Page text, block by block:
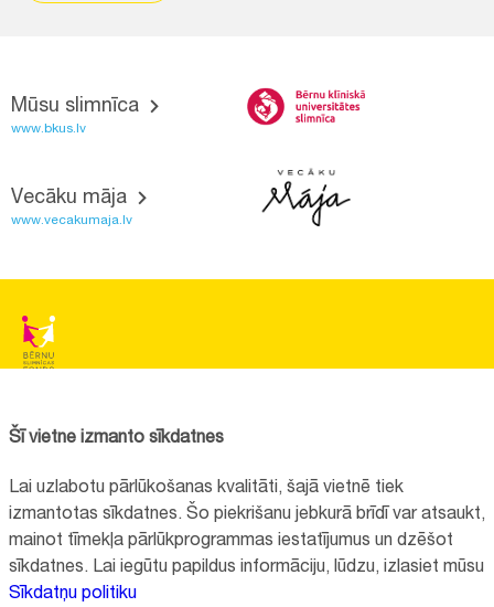
Mūsu slimnīca
www.bkus.lv
Vecāku māja
www.vecakumaja.lv
Reģistrācijas nr.:40008057120
+371 67064475
Visi kontakti
Šī vietne izmanto sīkdatnes
Lai uzlabotu pārlūkošanas kvalitāti, šajā vietnē tiek
izmantotas sīkdatnes. Šo piekrišanu jebkurā brīdī var atsaukt,
mainot tīmekļa pārlūkprogrammas iestatījumus un dzēšot
sīkdatnes. Lai iegūtu papildus informāciju, lūdzu, izlasiet mūsu
Sīkdatņu politiku